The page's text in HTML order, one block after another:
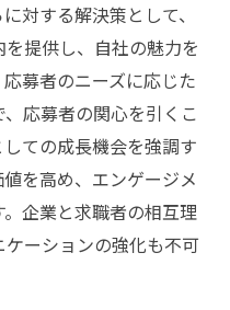
対する解決策として、
提供し、自社の魅力を
募者のニーズに応じた
応募者の関心を引くこ
ての成長機会を強調す
を高め、エンゲージメ
企業と求職者の相互理
ーションの強化も不可